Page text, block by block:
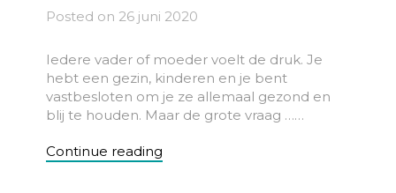
Posted on 26 juni 2020
Iedere vader of moeder voelt de druk. Je
hebt een gezin, kinderen en je bent
vastbesloten om je ze allemaal gezond en
blij te houden. Maar de grote vraag ……
Continue reading